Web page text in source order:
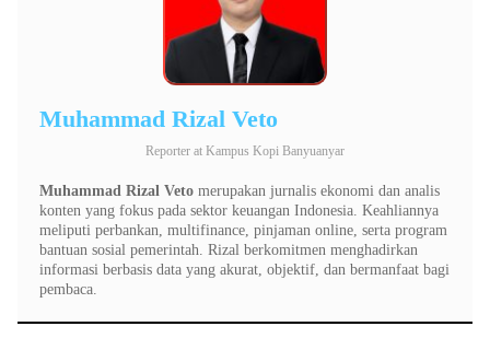
Muhammad Rizal Veto
Reporter at Kampus Kopi Banyuanyar
Muhammad Rizal Veto merupakan jurnalis ekonomi dan analis
konten yang fokus pada sektor keuangan Indonesia. Keahliannya
meliputi perbankan, multifinance, pinjaman online, serta program
bantuan sosial pemerintah. Rizal berkomitmen menghadirkan
informasi berbasis data yang akurat, objektif, dan bermanfaat bagi
pembaca.